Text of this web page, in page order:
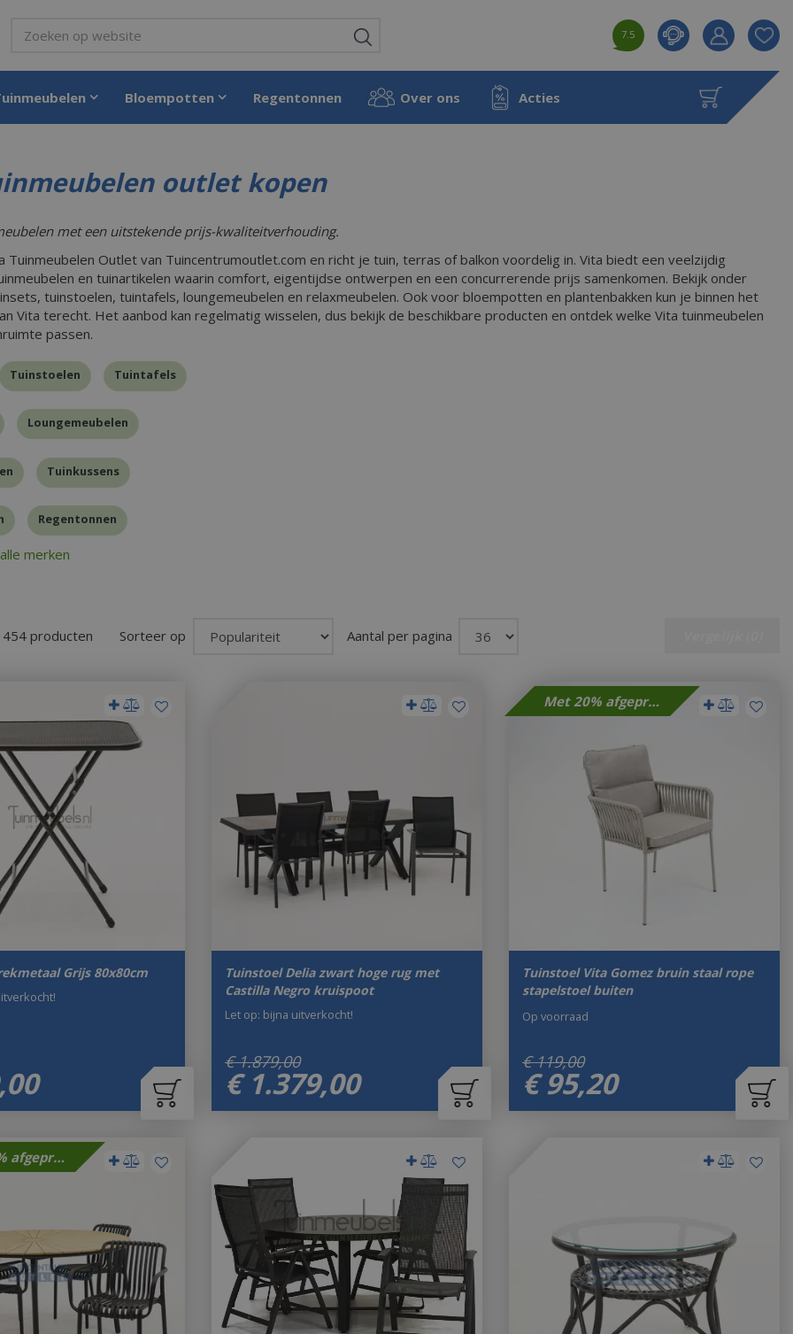
7.5
Product
aan
Bloempotten Regentonnen Over ons Acties
outlet kopen
met een uitstekende prijs-kwaliteitverhouding.
Tuinmeubelen Outlet van Tuincentrumoutlet.com en richt je tuin, terras of balkon voordelig in. Vita biedt een veelzijdig
en tuinartikelen waarin comfort, eigentijdse ontwerpen en een concurrerende prijs samenkomen. Bekijk onder
tuinstoelen, tuintafels, loungemeubelen en relaxmeubelen. Ook voor bloempotten en plantenbakken kun je binnen het
Vita terecht. Het aanbod kan regelmatig wisselen, dus bekijk de beschikbare producten en ontdek welke Vita tuinmeubelen
passen.
Tuinstoelen Tuintafels
Loungemeubelen
Tuinkussens
Regentonnen
merken
producten Aantal per pagina
Sorteer op
Grijs 80x80cm
00
Tuinstoel Delia zwart hoge rug met
Castilla Negro kruispoot
€ 1.879,00
€ 1.379,00
Let op: bijna uitverkocht!
Met 20% afgeprijsd
Tuinstoel Vita Gomez bruin staal rope
stapelstoel buiten
€ 119,00
€ 95,20
Op voorraad
Met 20% afgeprijsd